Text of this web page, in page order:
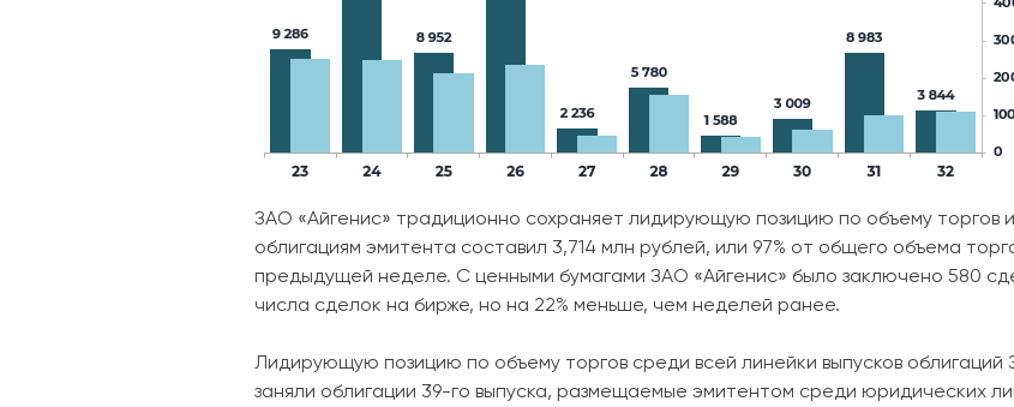
ЗАО «Айгенис» традиционно сохраняет лидирующую позицию по объему торгов
облигациям эмитента составил 3,714 млн рублей, или 97% от общего объема
предыдущей неделе. С ценными бумагами ЗАО «Айгенис» было заключено 580
числа сделок на бирже, но на 22% меньше, чем неделей ранее.
Лидирующую позицию по объему торгов среди всей линейки выпусков
заняли облигации 39-го выпуска, размещаемые эмитентом среди юридических